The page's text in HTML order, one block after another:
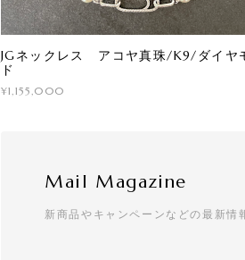
JGネックレス アコヤ真珠/K9/ダイヤ
ド
¥1,155,000
Mail Magazine
新商品やキャンペーンなどの最新情